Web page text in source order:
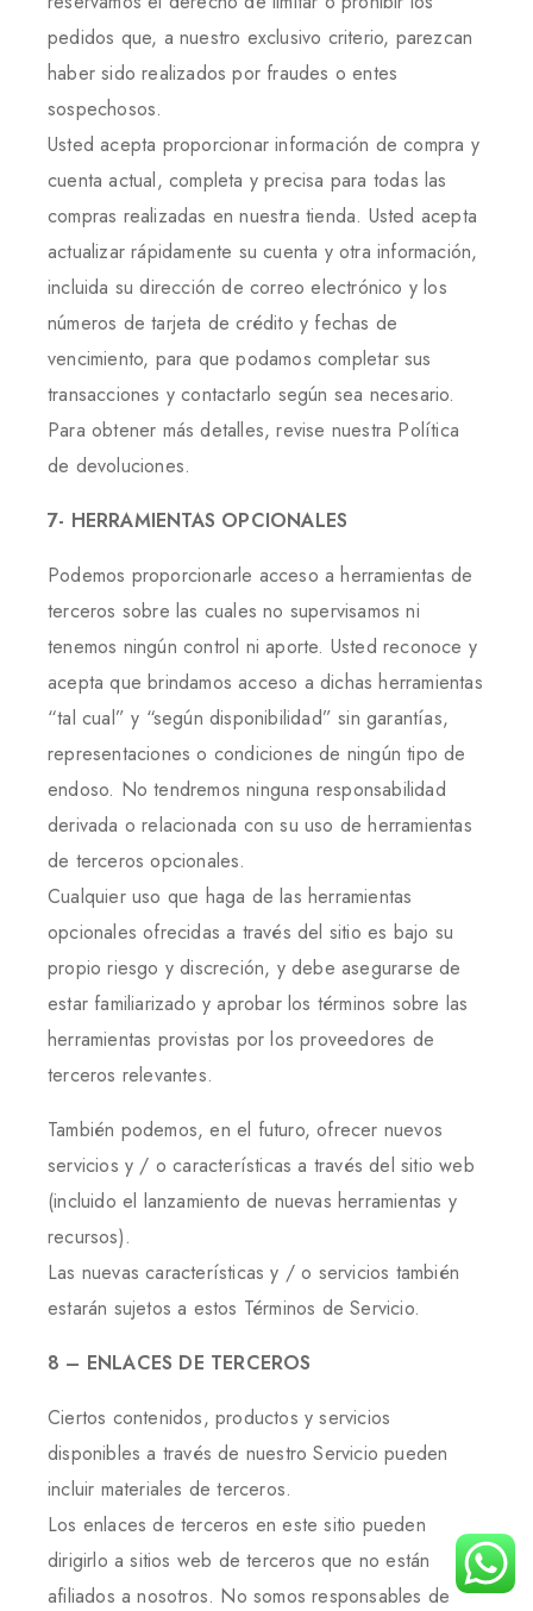
pedidos que, a nuestro exclusivo criterio, parezcan
haber sido realizados por fraudes o entes
sospechosos.
Usted acepta proporcionar información de compra y
cuenta actual, completa y precisa para todas las
compras realizadas en nuestra tienda. Usted acepta
actualizar rápidamente su cuenta y otra información,
incluida su dirección de correo electrónico y los
números de tarjeta de crédito y fechas de
vencimiento, para que podamos completar sus
transacciones y contactarlo según sea necesario.
Para obtener más detalles, revise nuestra Política
de devoluciones.
7- HERRAMIENTAS OPCIONALES
Podemos proporcionarle acceso a herramientas de
terceros sobre las cuales no supervisamos ni
tenemos ningún control ni aporte. Usted reconoce y
acepta que brindamos acceso a dichas herramientas
“tal cual” y “según disponibilidad” sin garantías,
representaciones o condiciones de ningún tipo de
endoso. No tendremos ninguna responsabilidad
derivada o relacionada con su uso de herramientas
de terceros opcionales.
Cualquier uso que haga de las herramientas
opcionales ofrecidas a través del sitio es bajo su
propio riesgo y discreción, y debe asegurarse de
estar familiarizado y aprobar los términos sobre las
herramientas provistas por los proveedores de
terceros relevantes.
También podemos, en el futuro, ofrecer nuevos
servicios y / o características a través del sitio web
(incluido el lanzamiento de nuevas herramientas y
recursos).
Las nuevas características y / o servicios también
estarán sujetos a estos Términos de Servicio.
8 – ENLACES DE TERCEROS
Ciertos contenidos, productos y servicios
disponibles a través de nuestro Servicio pueden
incluir materiales de terceros.
Los enlaces de terceros en este sitio pueden
dirigirlo a sitios web de terceros que no están
afiliados a nosotros. No somos responsables de